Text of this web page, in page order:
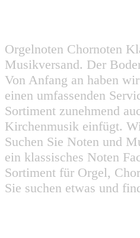
Orgelnoten Chornoten
Musikversand. Der
Von Anfang an haben
einen umfassenden
Sortiment zunehmend
Kirchenmusik einfügt.
Suchen Sie Noten und
ein klassisches Noten
Sortiment für Orgel,
Sie suchen etwas und